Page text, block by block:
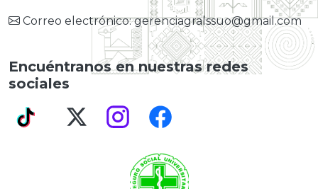
Correo electrónico: gerenciagralssuo@gmail.com
Encuéntranos en nuestras redes
sociales